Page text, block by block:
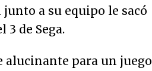
a su equipo le sacó
3 de Sega.
alucinante para un juego